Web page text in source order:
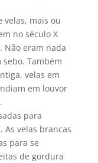
velas, mais ou
no século X
Não eram nada
Também
velas em
em louvor
para
As velas brancas
para se
de gordura